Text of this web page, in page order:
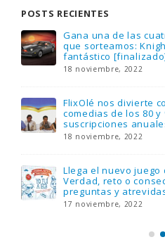
POSTS RECIENTES
Gana una de las
que sorteamos:
fantástico
18 noviembre, 2022
FlixOlé nos divierte
comedias de los 80
suscripciones
18 noviembre, 2022
Llega el nuevo juego
Verdad, reto o
preguntas y
17 noviembre, 2022